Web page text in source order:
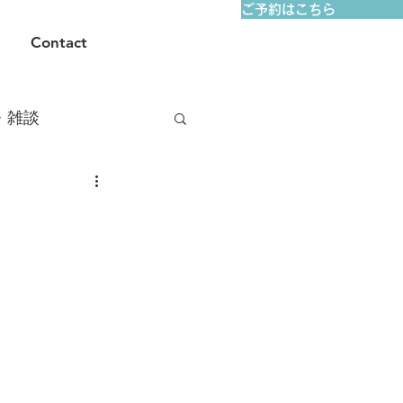
ご予約はこちら
Contact
雑談